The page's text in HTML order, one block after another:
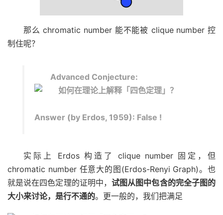
那么 chromatic number 能不能被 clique number 控
制住呢？
Advanced Conjecture:
Answer (by Erdos, 1959): False !
实际上 Erdos 构造了 clique number 固定，但
chromatic number 任意大的图(Erdos-Renyi Graph)。也
就是说在四色定理的证明中，试图从图中包含的完全子图的
大小来讨论，是行不通的。更一般的，我们把满足